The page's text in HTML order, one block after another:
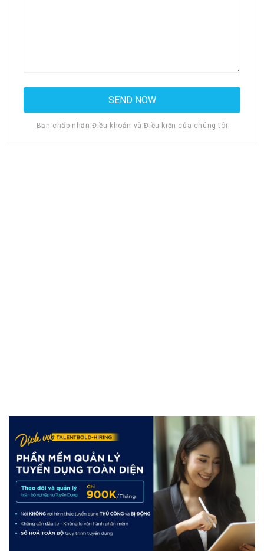
Bạn chấp nhận Điều khoản và Điều kiện của chúng tôi